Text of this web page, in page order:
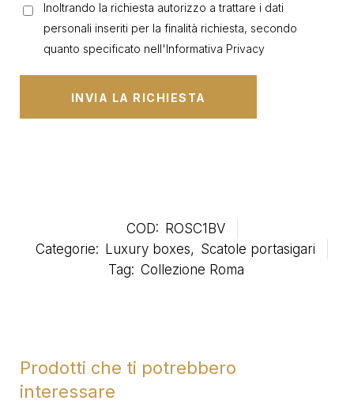
Inoltrando la richiesta autorizzo a trattare i dati
personali inseriti per la finalità richiesta, secondo
quanto specificato nell'Informativa Privacy
COD: ROSC1BV
Categorie: Luxury boxes, Scatole portasigari
Tag: Collezione Roma
Prodotti che ti potrebbero
interessare